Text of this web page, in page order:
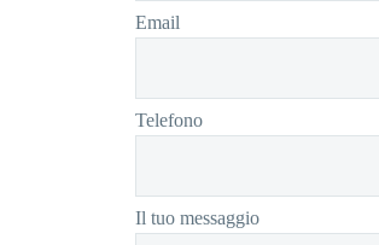
Email
Telefono
Il tuo messaggio